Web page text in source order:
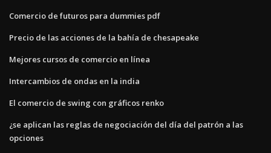
Comercio de futuros para dummies pdf
Precio de las acciones de la bahía de chesapeake
Mejores cursos de comercio en línea
Intercambios de ondas en la india
El comercio de swing con gráficos renko
¿se aplican las reglas de negociación del día del patrón a las
opciones